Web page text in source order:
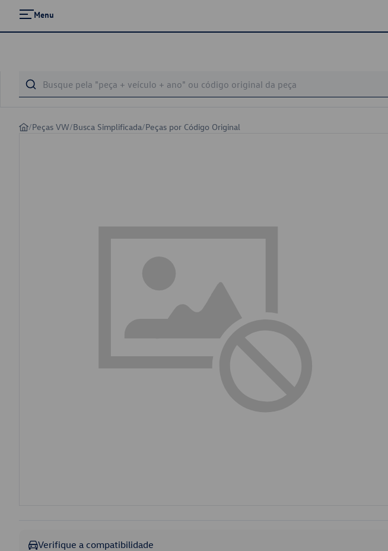
Menu
/Peças VW/Busca Simplificada/Peças por Código Original
Verifique a compatibilidade